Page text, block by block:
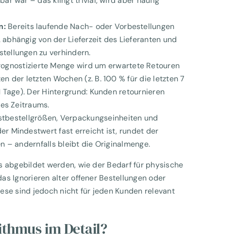
Bereits laufende Nach- oder Vorbestellungen
von der Lieferzeit des Lieferanten und
zu verhindern.
Menge wird um erwartete Retouren
der letzten Wochen (z. B. 100 % für die letzten 7
Tage). Der Hintergrund: Kunden retournieren
Zeitraums.
Verpackungseinheiten und
Mindestwert fast erreicht ist, rundet der
– andernfalls bleibt die Originalmenge.
abgebildet werden, wie der Bedarf für physische
Ignorieren alter offener Bestellungen oder
sind jedoch nicht für jeden Kunden relevant
im Detail?